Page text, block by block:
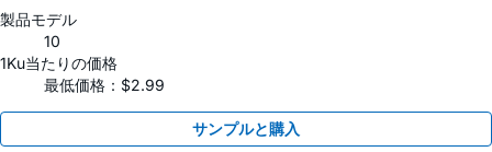
製品モデル
10
1Ku当たりの価格
最低価格：$2.99
サンプルと購入